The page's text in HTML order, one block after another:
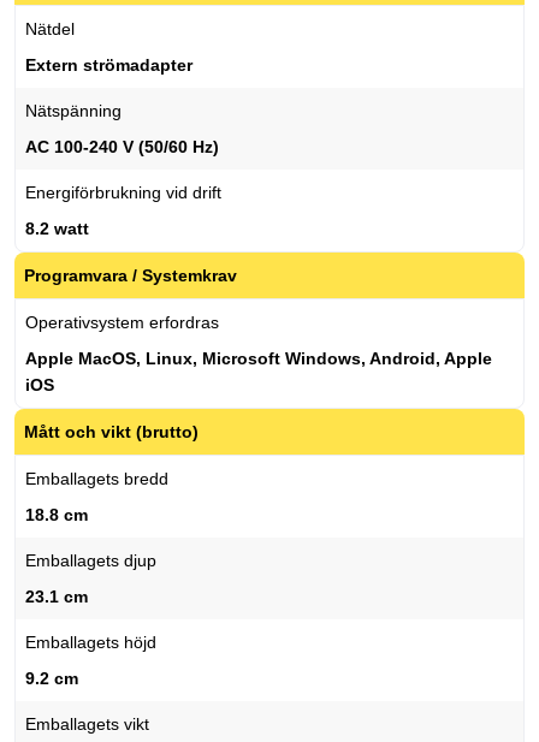
Nätdel
Extern strömadapter
Nätspänning
AC 100-240 V (50/60 Hz)
Energiförbrukning vid drift
8.2 watt
Programvara / Systemkrav
Operativsystem erfordras
Apple MacOS, Linux, Microsoft Windows, Android, Apple
iOS
Mått och vikt (brutto)
Emballagets bredd
18.8 cm
Emballagets djup
23.1 cm
Emballagets höjd
9.2 cm
Emballagets vikt